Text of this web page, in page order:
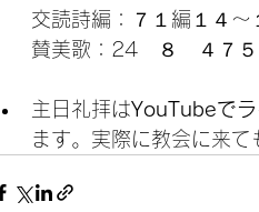
交読詩編：７１編１４〜
賛美歌：24　８　４７
主日礼拝はYouTubeで
ます。実際に教会に来